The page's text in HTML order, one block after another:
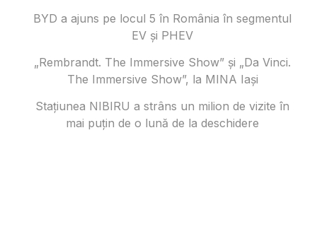
BYD a ajuns pe locul 5 în România în segmentul
EV și PHEV
„Rembrandt. The Immersive Show” și „Da Vinci.
The Immersive Show”, la MINA Iași
Stațiunea NIBIRU a strâns un milion de vizite în
mai puțin de o lună de la deschidere